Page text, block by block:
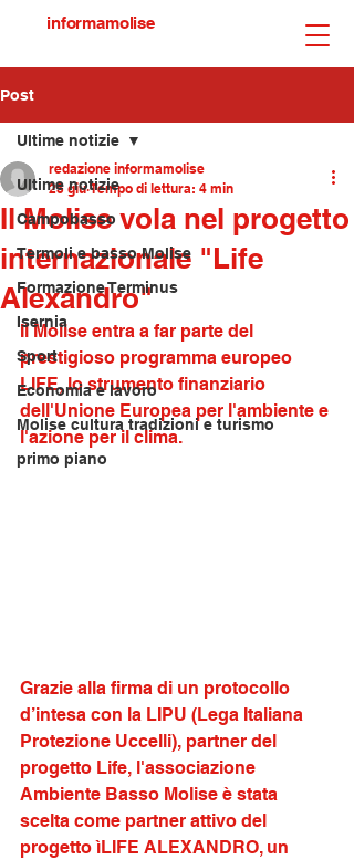
informamolise
Post
Ultime notizie
Campobasso
Termoli e basso Molise
Formazione Terminus
Isernia
Sport
Economia e lavoro
Molise cultura tradizioni e turismo
primo piano
Ultime notizie
Il Molise vola nel progetto
internazionale "Life
Alexandro"
redazione informamolise
25 giu Tempo di lettura: 4 min
Il Molise entra a far parte del
prestigioso programma europeo
LIFE, lo strumento finanziario
dell'Unione Europea per l'ambiente e
l'azione per il clima.
Grazie alla firma di un protocollo
d’intesa con la LIPU (Lega Italiana
Protezione Uccelli), partner del
progetto Life, l'associazione
Ambiente Basso Molise è stata
scelta come partner attivo del
progetto ìLIFE ALEXANDRO, un